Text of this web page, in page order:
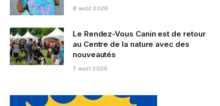
8 août 2026
Le Rendez-Vous Canin est de retour
au Centre de la nature avec des
nouveautés
7 août 2026